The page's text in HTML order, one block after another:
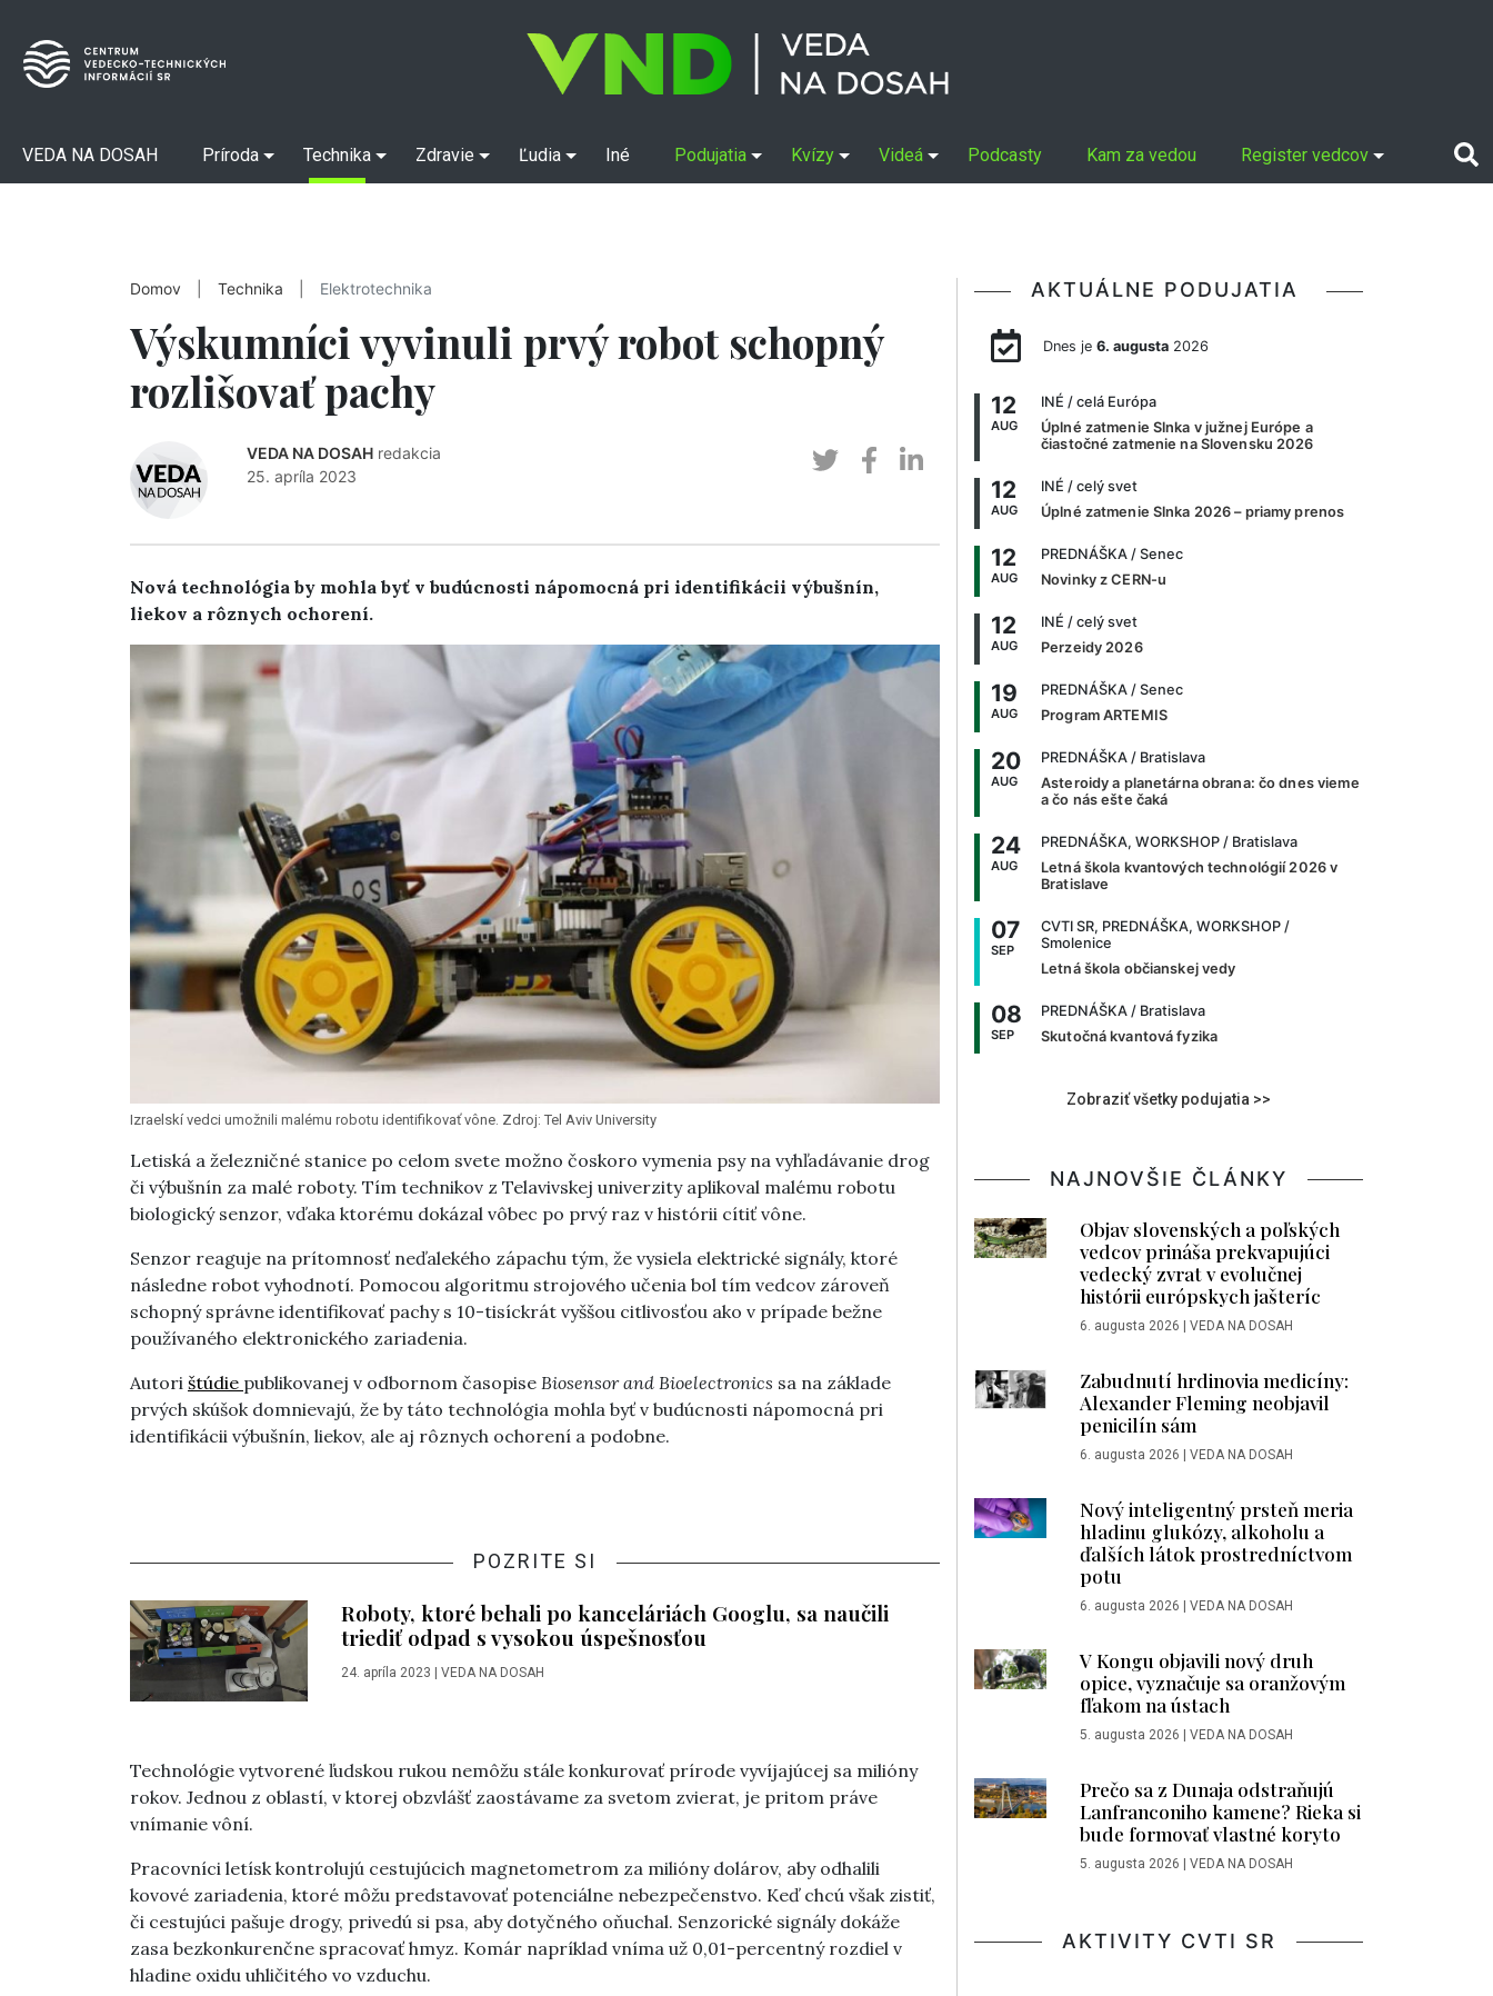
VEDA NA DOSAH Príroda Technika Zdravie Ľudia Iné Podujatia Kvízy Videá Podcasty Kam za vedou Register vedcov
Domov Technika Elektrotechnika
Výskumníci vyvinuli prvý robot schopný
rozlišovať pachy
VEDA NA DOSAH redakcia
25. apríla 2023
Nová technológia by mohla byť v budúcnosti nápomocná pri identifikácii výbušnín,
liekov a rôznych ochorení.
Izraelskí vedci umožnili malému robotu identifikovať vône. Zdroj: Tel Aviv University
Letiská a železničné stanice po celom svete možno čoskoro vymenia psy na vyhľadávanie drog
či výbušnín za malé roboty. Tím technikov z Telavivskej univerzity aplikoval malému robotu
biologický senzor, vďaka ktorému dokázal vôbec po prvý raz v histórii cítiť vône.
Senzor reaguje na prítomnosť neďalekého zápachu tým, že vysiela elektrické signály, ktoré
následne robot vyhodnotí. Pomocou algoritmu strojového učenia bol tím vedcov zároveň
schopný správne identifikovať pachy s 10-tisíckrát vyššou citlivosťou ako v prípade bežne
používaného elektronického zariadenia.
Autori štúdie publikovanej v odbornom časopise Biosensor and Bioelectronics sa na základe
prvých skúšok domnievajú, že by táto technológia mohla byť v budúcnosti nápomocná pri
identifikácii výbušnín, liekov, ale aj rôznych ochorení a podobne.
POZRITE SI
Roboty, ktoré behali po kanceláriách Googlu, sa naučili
triediť odpad s vysokou úspešnosťou
24. apríla 2023 VEDA NA DOSAH
Technológie vytvorené ľudskou rukou nemôžu stále konkurovať prírode vyvíjajúcej sa milióny
rokov. Jednou z oblastí, v ktorej obzvlášť zaostávame za svetom zvierat, je pritom práve
vnímanie vôní.
Pracovníci letísk kontrolujú cestujúcich magnetometrom za milióny dolárov, aby odhalili
kovové zariadenia, ktoré môžu predstavovať potenciálne nebezpečenstvo. Keď chcú však zistiť,
či cestujúci pašuje drogy, privedú si psa, aby dotyčného oňuchal. Senzorické signály dokáže
zasa bezkonkurenčne spracovať hmyz. Komár napríklad vníma už 0,01-percentný rozdiel v
hladine oxidu uhličitého vo vzduchu.
AKTUÁLNE PODUJATIA
Dnes je 6. augusta2026
12
AUG
INÉ / celá Európa
Úplné zatmenie Slnka v južnej Európe a
čiastočné zatmenie na Slovensku 2026
12
AUG
INÉ / celý svet
Úplné zatmenie Slnka 2026 – priamy prenos
12
AUG
PREDNÁŠKA / Senec
Novinky z CERN-u
12
AUG
INÉ / celý svet
Perzeidy 2026
19
AUG
PREDNÁŠKA / Senec
Program ARTEMIS
20
AUG
PREDNÁŠKA / Bratislava
Asteroidy a planetárna obrana: čo dnes vieme
a čo nás ešte čaká
24
AUG
PREDNÁŠKA, WORKSHOP / Bratislava
Letná škola kvantových technológií 2026 v
Bratislave
07
SEP
CVTI SR, PREDNÁŠKA, WORKSHOP /
Smolenice
Letná škola občianskej vedy
08
SEP
PREDNÁŠKA / Bratislava
Skutočná kvantová fyzika
Zobraziť všetky podujatia >>
NAJNOVŠIE ČLÁNKY
Objav slovenských a poľských
vedcov prináša prekvapujúci
vedecký zvrat v evolučnej
histórii európskych jašteríc
6. augusta 2026 | VEDA NA DOSAH
Zabudnutí hrdinovia medicíny:
Alexander Fleming neobjavil
penicilín sám
6. augusta 2026 | VEDA NA DOSAH
Nový inteligentný prsteň meria
hladinu glukózy, alkoholu a
ďalších látok prostredníctvom
potu
6. augusta 2026 | VEDA NA DOSAH
V Kongu objavili nový druh
opice, vyznačuje sa oranžovým
fľakom na ústach
5. augusta 2026 | VEDA NA DOSAH
Prečo sa z Dunaja odstraňujú
Lanfranconiho kamene? Rieka si
bude formovať vlastné koryto
5. augusta 2026 | VEDA NA DOSAH
AKTIVITY CVTI SR